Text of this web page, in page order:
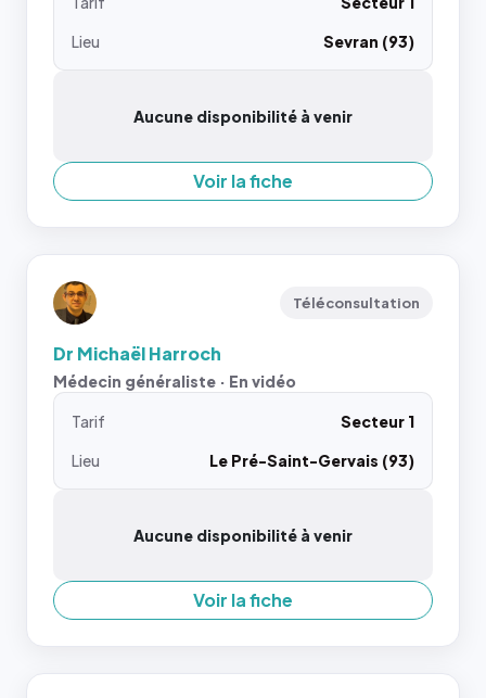
Lieu
Sevran (93)
Aucune disponibilité à venir
Voir la fiche
Téléconsultation
Dr Michaël Harroch
Médecin généraliste · En vidéo
Tarif
Secteur 1
Lieu
Le Pré-Saint-Gervais (93)
Aucune disponibilité à venir
Voir la fiche